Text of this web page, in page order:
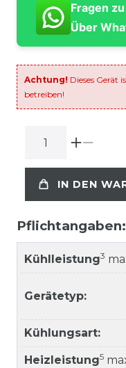
Fragen
Über
Achtung! Dieses Gerät
betreiben!
IN DEN
Pflichtangaben:
Kühlleistung3
Gerätetyp:
Kühlungsart:
Heizleistung5